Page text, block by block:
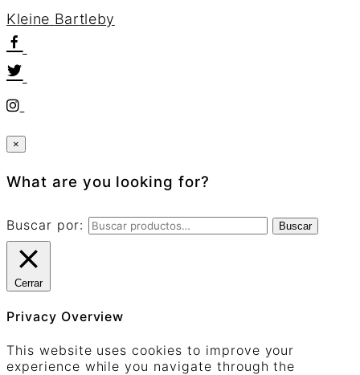
Kleine Bartleby
×
What are you looking for?
Buscar por: Buscar
Cerrar
Privacy Overview
This website uses cookies to improve your
experience while you navigate through the